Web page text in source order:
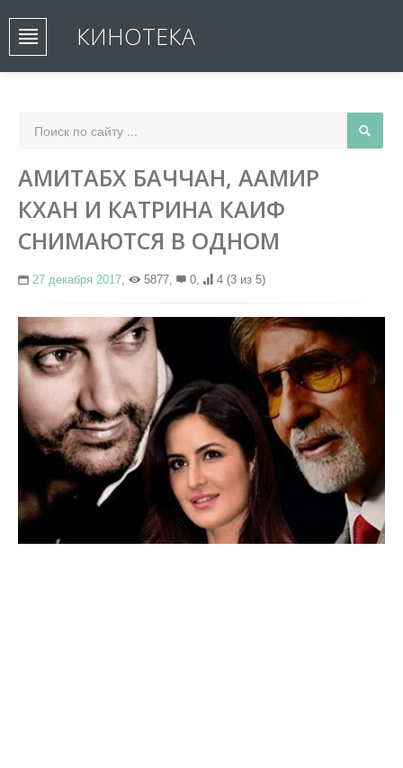
КИНОТЕКА
АМИТАБХ БАЧЧАН, ААМИР
КХАН И КАТРИНА КАИФ
СНИМАЮТСЯ В ОДНОМ
27 декабря 2017, 5877, 0, 4 (3 из 5)